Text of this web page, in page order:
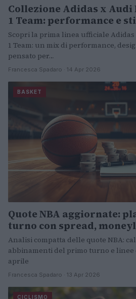
Collezione Adidas x
1 Team: performance e
Scopri la prima linea ufficiale
1 Team: un mix di performance,
pensato per…
Francesca Spadaro · 14 Apr 2026
BASKET
Quote NBA aggiornate:
turno con spread,
Analisi compatta delle quote NBA:
abbinamenti del primo turno e linee
aprile
Francesca Spadaro · 13 Apr 2026
CICLISMO